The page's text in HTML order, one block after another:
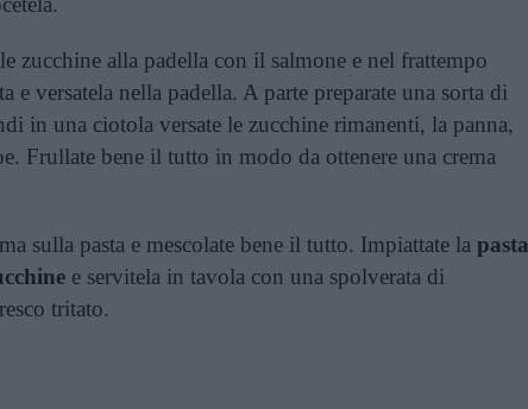
zucchine alla padella con il salmone e nel frattempo
e versatela nella padella. A parte preparate una sorta di
in una ciotola versate le zucchine rimanenti, la panna,
Frullate bene il tutto in modo da ottenere una crema
sulla pasta e mescolate bene il tutto. Impiattate la pasta
e servitela in tavola con una spolverata di
tritato.